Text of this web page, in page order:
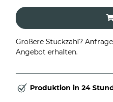
Größere Stückzahl?
Angebot erhalten.
Produktion in 24